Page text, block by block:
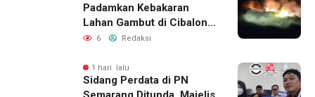
Padamkan Kebakaran
Lahan Gambut di Cibalong,
Permukiman Warga
6 Redaksi
1 hari lalu
Sidang Perdata di PN